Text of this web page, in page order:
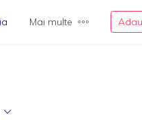
Mai multe